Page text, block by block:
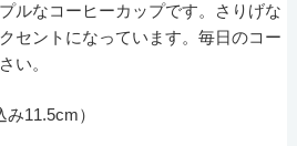
ルなコーヒーカップです。さりげな
セントになっています。毎日のコー
い。
11.5cm）